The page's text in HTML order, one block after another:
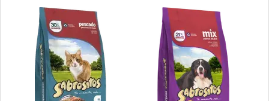
Old Prince Equilibrium Perro Cachorro Razas Pequeñas
Old Prince Proteínas Noveles Perro Cachorro Cordero y Arroz
Integral
One Perro Cachorro con Pollo y Carne
Pachá Perro Cachorro
Pampa Perro Cachorro